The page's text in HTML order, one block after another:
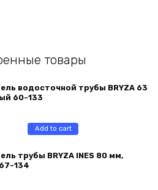
товары
водосточной трубы BRYZA 63
60-133
Add to cart
трубы BRYZA INES 80 мм,
134